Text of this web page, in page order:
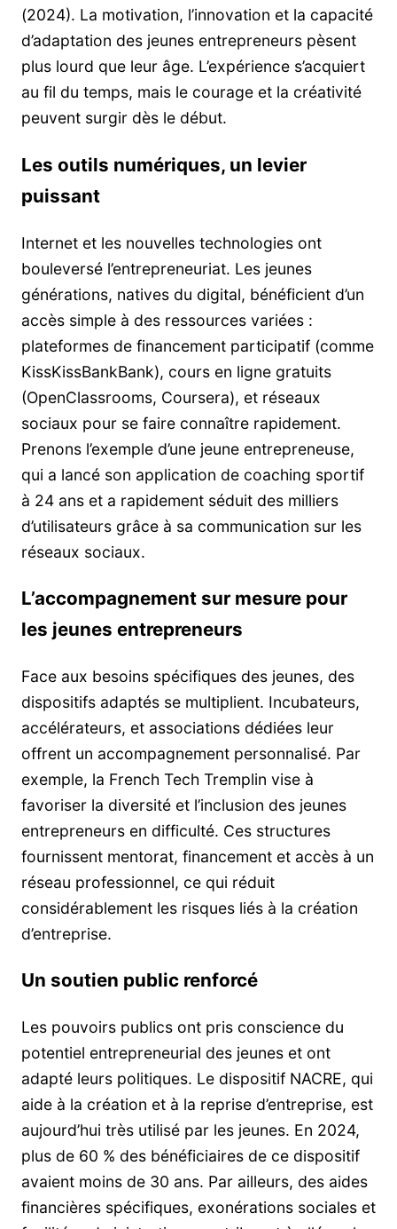
(2024). La motivation, l’innovation et la capacité
d’adaptation des jeunes entrepreneurs pèsent
plus lourd que leur âge. L’expérience s’acquiert
au fil du temps, mais le courage et la créativité
peuvent surgir dès le début.
Les outils numériques, un levier
puissant
Internet et les nouvelles technologies ont
bouleversé l’entrepreneuriat. Les jeunes
générations, natives du digital, bénéficient d’un
accès simple à des ressources variées :
plateformes de financement participatif (comme
KissKissBankBank), cours en ligne gratuits
(OpenClassrooms, Coursera), et réseaux
sociaux pour se faire connaître rapidement.
Prenons l’exemple d’une jeune entrepreneuse,
qui a lancé son application de coaching sportif
à 24 ans et a rapidement séduit des milliers
d’utilisateurs grâce à sa communication sur les
réseaux sociaux.
L’accompagnement sur mesure pour
les jeunes entrepreneurs
Face aux besoins spécifiques des jeunes, des
dispositifs adaptés se multiplient. Incubateurs,
accélérateurs, et associations dédiées leur
offrent un accompagnement personnalisé. Par
exemple, la French Tech Tremplin vise à
favoriser la diversité et l’inclusion des jeunes
entrepreneurs en difficulté. Ces structures
fournissent mentorat, financement et accès à un
réseau professionnel, ce qui réduit
considérablement les risques liés à la création
d’entreprise.
Un soutien public renforcé
Les pouvoirs publics ont pris conscience du
potentiel entrepreneurial des jeunes et ont
adapté leurs politiques. Le dispositif NACRE, qui
aide à la création et à la reprise d’entreprise, est
aujourd’hui très utilisé par les jeunes. En 2024,
plus de 60 % des bénéficiaires de ce dispositif
avaient moins de 30 ans. Par ailleurs, des aides
financières spécifiques, exonérations sociales et